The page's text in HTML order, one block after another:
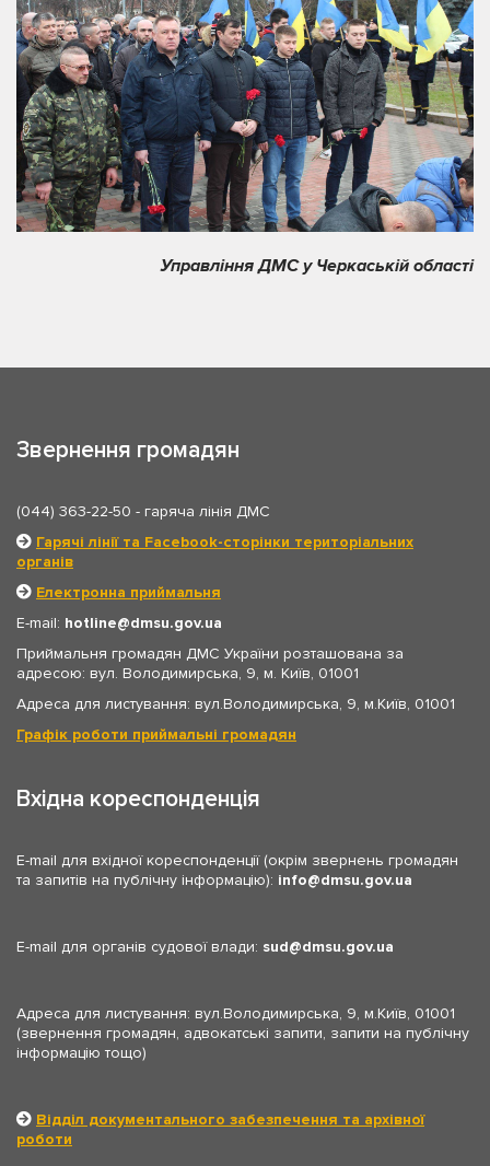
Управління ДМС у Черкаській області
Звернення громадян
(044) 363-22-50 - гаряча лінія ДМС
Гарячі лінії та Facebook-сторінки територіальних
органів
Електронна приймальня
E-mail: hotline
dmsu.gov.ua
Приймальня громадян ДМС України розташована за
адресою: вул. Володимирська, 9, м. Київ, 01001
Адреса для листування: вул.Володимирська, 9, м.Київ, 01001
Графік роботи приймальні громадян
Вхідна кореспонденція
E-mail для вхідної кореспонденції (окрім звернень громадян
та запитів на публічну інформацію): info dmsu.gov.ua
E-mail для органів судової влади: sud dmsu.gov.ua
Адреса для листування: вул.Володимирська, 9, м.Київ, 01001
(звернення громадян, адвокатські запити, запити на публічну
інформацію тощо)
Відділ документального забезпечення та архівної
роботи